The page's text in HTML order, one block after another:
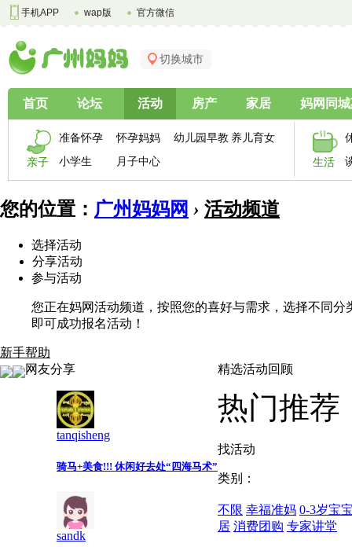
手机APP wap版 官方微信
切换城市
首页 论坛 活动 房产 家居 妈网同
亲子
准备怀孕 怀孕妈妈 幼儿园早教 养儿育女
小学生
月子中心 生活
您的位置： 广州妈妈网 › 活动频道
选择活动
分享活动
参与活动
您正在妈网活动频道，按照您的喜好与需求，选择不同
即可成功报名活动！
新手帮助
网友分享
tanqisheng
骑马+美食!!! 休闲好去处“四海马术”
sandk
精选活动回顾
热门推荐
找活动
类别：
不限 幸福准妈 0-3岁宝
居 消费团购 专家讲堂